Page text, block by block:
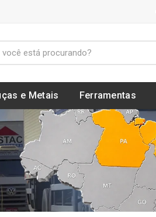
e Metais Ferramentas